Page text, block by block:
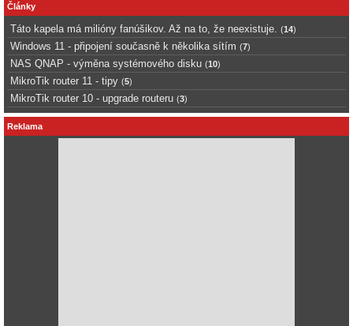
Články
Táto kapela má milióny fanúšikov. Až na to, že neexistuje. (14)
Windows 11 - připojení současně k několika sítím (7)
NAS QNAP - výměna systémového disku (10)
MikroTik router 11 - tipy (5)
MikroTik router 10 - upgrade routeru (3)
Reklama